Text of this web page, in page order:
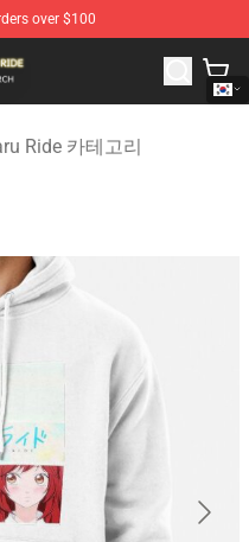
over $100
Ao Haru Ride Merchandise
Ride 카테고리